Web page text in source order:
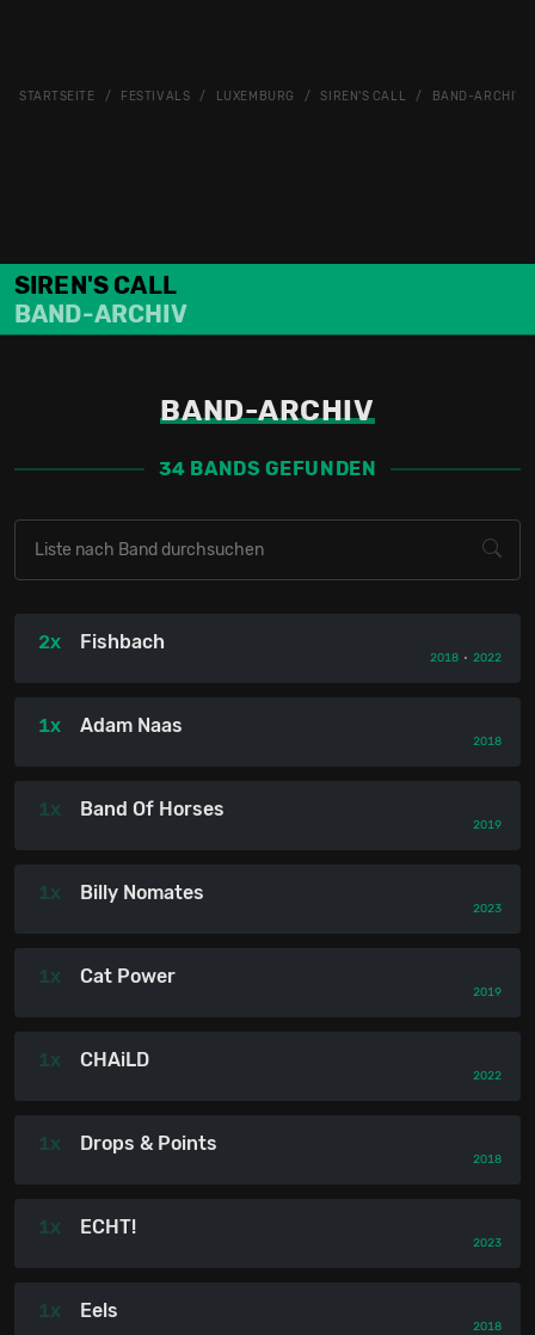
STARTSEITE FESTIVALS LUXEMBURG SIREN'S CALL BAND-ARCHIV
SIREN'S CALL
BAND-ARCHIV
BAND-ARCHIV
34 BANDS GEFUNDEN
2x Fishbach
2018 • 2022
1x Adam Naas
2018
1x Band Of Horses
2019
1x Billy Nomates
2023
1x Cat Power
2019
1x CHAiLD
2022
1x Drops & Points
2018
1x ECHT!
2023
1x Eels
2018